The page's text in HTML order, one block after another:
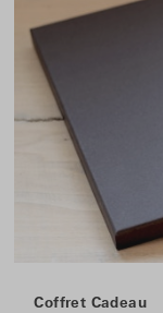
Coffret Cadeau